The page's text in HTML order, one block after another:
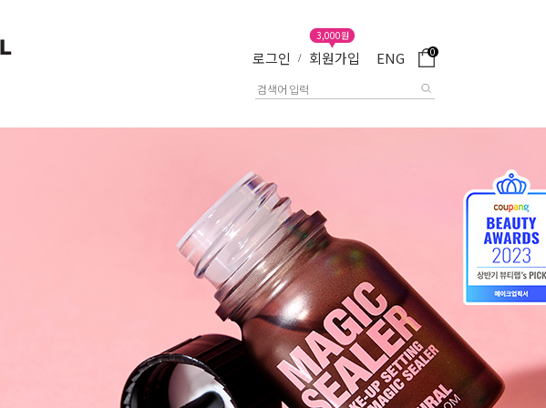
로그인 / 회원가입
3,000원
ENG 0